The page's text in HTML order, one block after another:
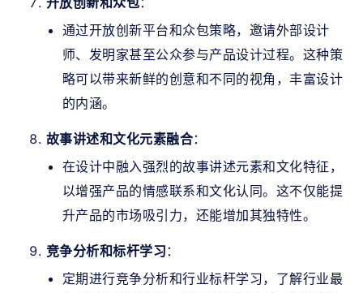
通过开放创新平台和众包策略，邀请外部设计
师、发明家甚至公众参与产品设计过程。这种策
略可以带来新鲜的创意和不同的视角，丰富设计
的内涵。
故事讲述和文化元素融合：
在设计中融入强烈的故事讲述元素和文化特征，
以增强产品的情感联系和文化认同。这不仅能提
升产品的市场吸引力，还能增加其独特性。
竞争分析和标杆学习 ：
定期进行竞争分析和行业标杆学习，了解行业最